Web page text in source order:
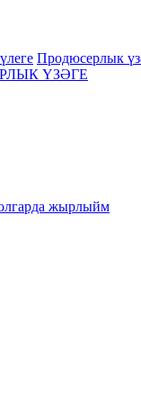
Продюсерлык
ҮЗӘГЕ
жырлыйм